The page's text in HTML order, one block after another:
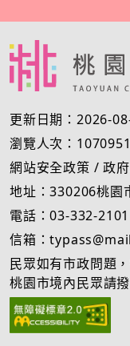
更新日期：2026-
瀏覽人次：
網站安全政策 /政
地址：330206桃園
電話：03-332-2101
信箱：
民眾如有市政問題
桃園市境內民眾請